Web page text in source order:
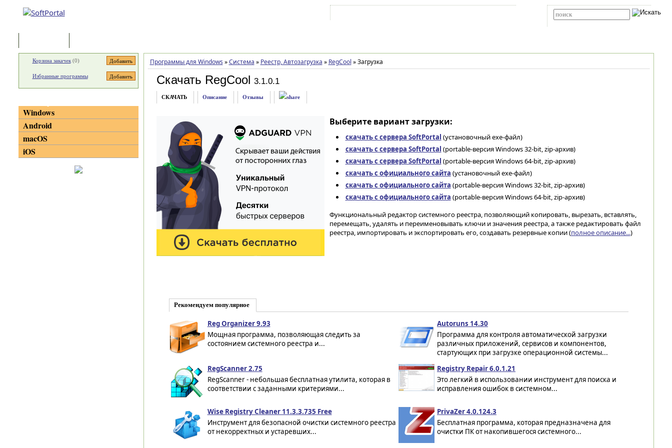
Программы для Windows » Система » Реестр, Автозагрузка » RegCool »Загрузка
Скачать RegCool 3.1.0.1
СКАЧАТЬ Описание Отзывы
Выберите вариант загрузки:
скачать с сервера SoftPortal (установочный exe-файл)
скачать с сервера SoftPortal (portable-версия Windows 32-bit, zip-архив)
скачать с сервера SoftPortal (portable-версия Windows 64-bit, zip-архив)
скачать с официального сайта (установочный exe-файл)
скачать с официального сайта (portable-версия Windows 32-bit, zip-архив)
скачать с официального сайта (portable-версия Windows 64-bit, zip-архив)
Функциональный редактор системного реестра, позволяющий копировать, вырезать, вставлять,
перемещать, удалять и переименовывать ключи и значения реестра, а также редактировать файл
реестра, импортировать и экспортировать его, создавать резервные копии (полное описание...)
Рекомендуем популярное
Reg Organizer 9.93
Мощная программа, позволяющая следить за
состоянием системного реестра и...
Autoruns 14.30
Программа для контроля автоматической загрузки
различных приложений, сервисов и компонентов,
стартующих при загрузке операционной системы...
RegScanner 2.75
RegScanner - небольшая бесплатная утилита, которая в
соответствии с заданными критериями...
Registry Repair 6.0.1.21
Это легкий в использовании инструмент для поиска и
исправления ошибок в системном...
Wise Registry Cleaner 11.3.3.735 Free
Инструмент для безопасной очистки системного реестра
от некорректных и устаревших...
PrivaZer 4.0.124.3
Бесплатная программа, которая предназначена для
очистки ПК от накопившегося системного...
Корзина закачек(0)
Избранные программы
Windows
Android
macOS
iOS